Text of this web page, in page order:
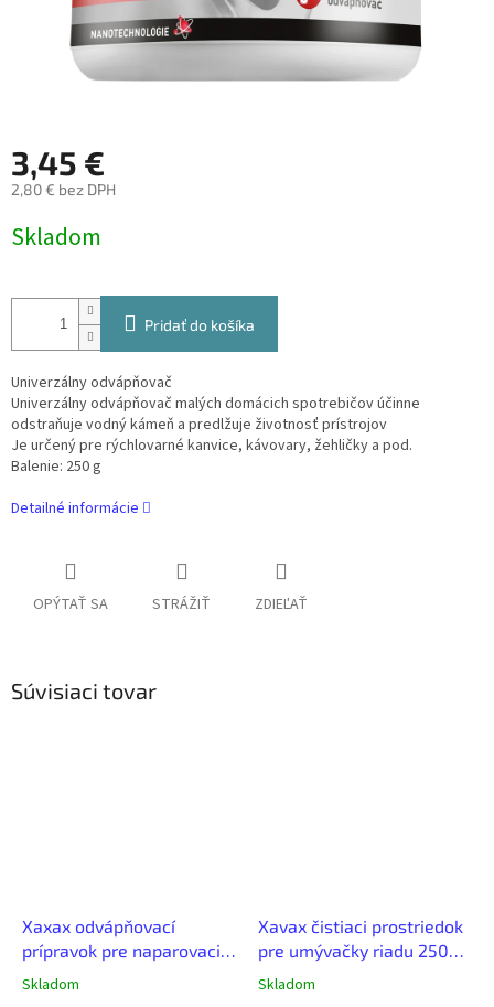
3,45 €
2,80 € bez DPH
cena:
Skladom
Pridať do košíka
Univerzálny odvápňovač
Univerzálny odvápňovač malých domácich spotrebičov účinne
odstraňuje vodný kámeň a predlžuje životnosť prístrojov
Je určený pre rýchlovarné kanvice, kávovary, žehličky a pod.
Balenie: 250 g
Detailné informácie
OPÝTAŤ SA STRÁŽIŤ ZDIEĽAŤ
Súvisiaci tovar
Xaxax odvápňovací
prípravok pre naparovacie
žehličky 250 ml
Skladom
Xavax čistiaci prostriedok
pre umývačky riadu 250
ml
Skladom